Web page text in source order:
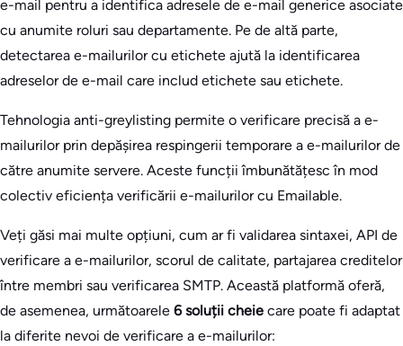
e-mail pentru a identifica adresele de e-mail generice asociate
cu anumite roluri sau departamente. Pe de altă parte,
detectarea e-mailurilor cu etichete ajută la identificarea
adreselor de e-mail care includ etichete sau etichete.
Tehnologia anti-greylisting permite o verificare precisă a e-
mailurilor prin depășirea respingerii temporare a e-mailurilor de
către anumite servere. Aceste funcții îmbunătățesc în mod
colectiv eficiența verificării e-mailurilor cu Emailable.
Veți găsi mai multe opțiuni, cum ar fi validarea sintaxei, API de
verificare a e-mailurilor, scorul de calitate, partajarea creditelor
între membri sau verificarea SMTP. Această platformă oferă,
de asemenea, următoarele 6 soluții cheie care poate fi adaptat
la diferite nevoi de verificare a e-mailurilor: